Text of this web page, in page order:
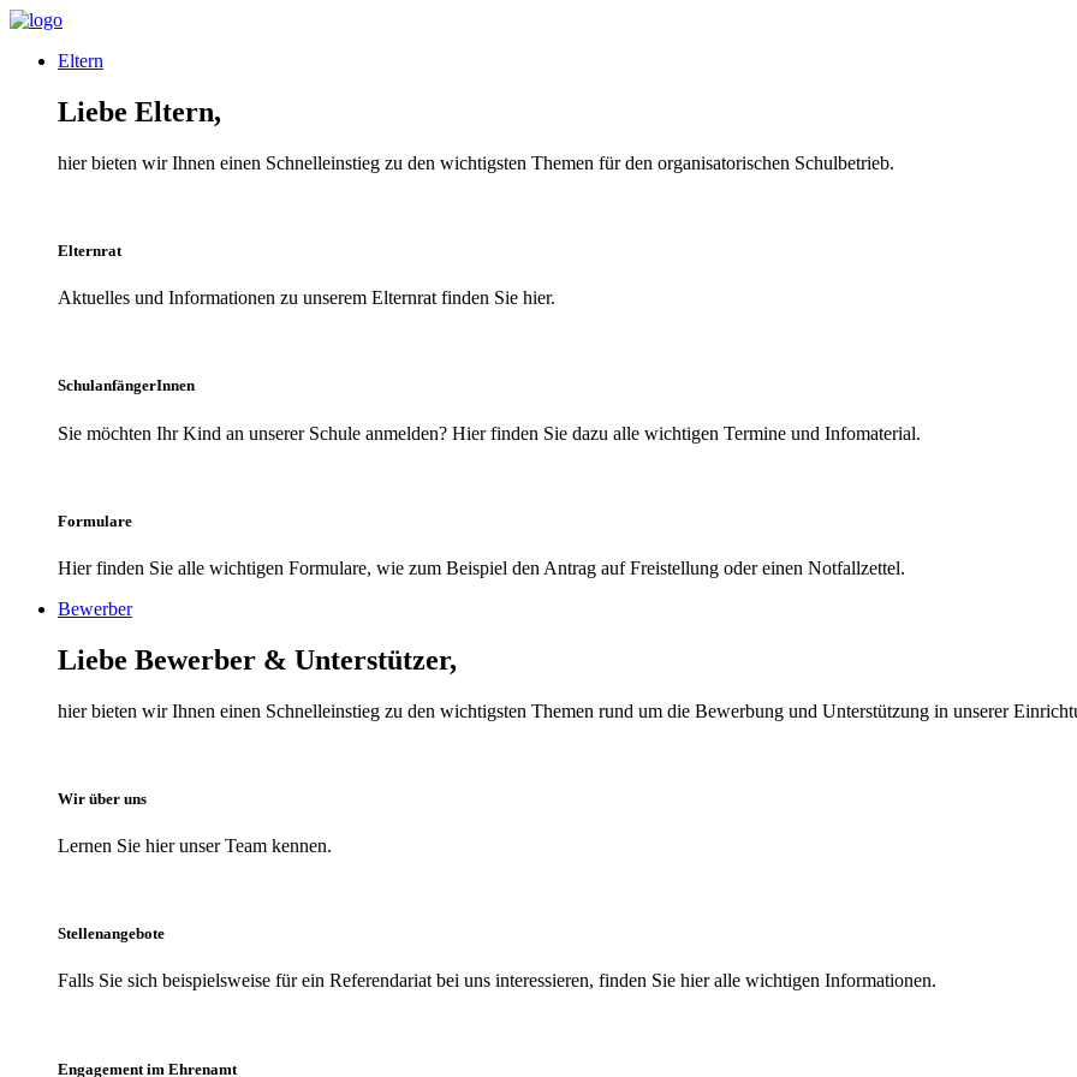
Eltern
Liebe Eltern,
hier bieten wir Ihnen einen Schnelleinstieg zu den wichtigsten Themen für den organisatorischen Schulbetrieb.
Elternrat
Aktuelles und Informationen zu unserem Elternrat finden Sie hier.
SchulanfängerInnen
Sie möchten Ihr Kind an unserer Schule anmelden? Hier finden Sie dazu alle wichtigen Termine und Infomaterial.
Formulare
Hier finden Sie alle wichtigen Formulare, wie zum Beispiel den Antrag auf Freistellung oder einen Notfallzettel.
Bewerber
Liebe Bewerber & Unterstützer,
hier bieten wir Ihnen einen Schnelleinstieg zu den wichtigsten Themen rund um die Bewerbung und Unterstützung in unserer
Wir über uns
Lernen Sie hier unser Team kennen.
Stellenangebote
Falls Sie sich beispielsweise für ein Referendariat bei uns interessieren, finden Sie hier alle wichtigen Informationen.
Engagement im Ehrenamt